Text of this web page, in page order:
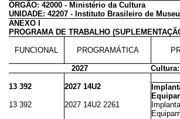
ÓRGÃO: 42000 - Ministério da Cultura
UNIDADE: 42207 - Instituto Brasileiro de
ANEXO I
PROGRAMA DE TRABALHO
FUNCIONAL PROGRAMÁTICA
2027
13 392
2027 14U2
13 392
2027 14U2 2261